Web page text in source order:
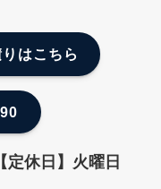
はこちら
定休日】火曜日